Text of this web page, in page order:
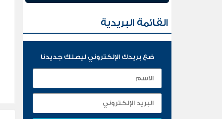
القائمة البريدية
ضع بريدك الإلكتروني ليصلك جديدنا